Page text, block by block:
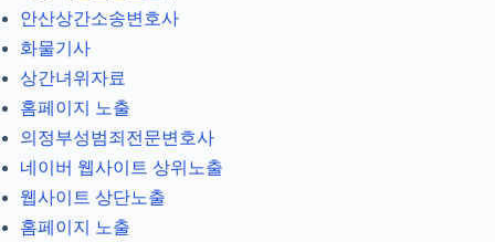
안산상간소송변호사
화물기사
상간녀위자료
홈페이지 노출
의정부성범죄전문변호사
네이버 웹사이트 상위노출
웹사이트 상단노출
홈페이지 노출